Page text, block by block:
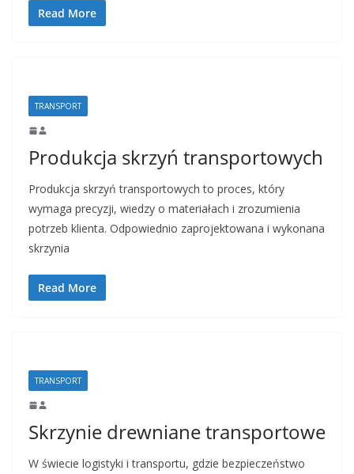
Read More
TRANSPORT
Produkcja skrzyń transportowych
Produkcja skrzyń transportowych to proces, który
wymaga precyzji, wiedzy o materiałach i zrozumienia
potrzeb klienta. Odpowiednio zaprojektowana i wykonana
skrzynia
Read More
TRANSPORT
Skrzynie drewniane transportowe
W świecie logistyki i transportu, gdzie bezpieczeństwo